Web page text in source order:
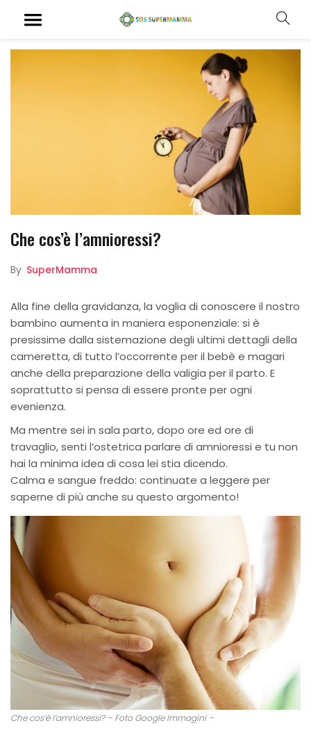
Che cos’è l’amnioressi?
By SuperMamma
Alla fine della gravidanza, la voglia di conoscere il nostro
bambino aumenta in maniera esponenziale: si è
presissime dalla sistemazione degli ultimi dettagli della
cameretta, di tutto l’occorrente per il bebè e magari
anche della preparazione della valigia per il parto. E
soprattutto si pensa di essere pronte per ogni
evenienza.
Ma mentre sei in sala parto, dopo ore ed ore di
travaglio, senti l’ostetrica parlare di amnioressi e tu non
hai la minima idea di cosa lei stia dicendo.
Calma e sangue freddo: continuate a leggere per
saperne di più anche su questo argomento!
Che cos’è l’amnioressi? – Foto Google Immagini –